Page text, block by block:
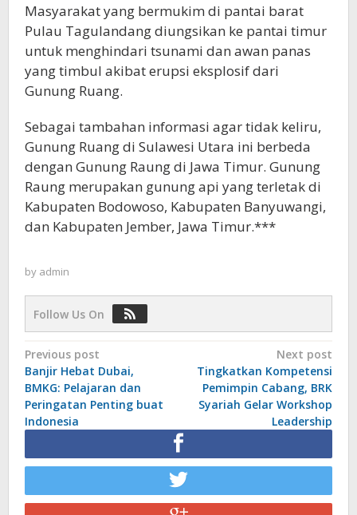
Masyarakat yang bermukim di pantai barat
Pulau Tagulandang diungsikan ke pantai timur
untuk menghindari tsunami dan awan panas
yang timbul akibat erupsi eksplosif dari
Gunung Ruang.
Sebagai tambahan informasi agar tidak keliru,
Gunung Ruang di Sulawesi Utara ini berbeda
dengan Gunung Raung di Jawa Timur. Gunung
Raung merupakan gunung api yang terletak di
Kabupaten Bodowoso, Kabupaten Banyuwangi,
dan Kabupaten Jember, Jawa Timur.***
by admin
Follow Us On
Post
navigation
Previous post
Banjir Hebat Dubai,
BMKG: Pelajaran dan
Peringatan Penting buat
Indonesia
Next post
Tingkatkan Kompetensi
Pemimpin Cabang, BRK
Syariah Gelar Workshop
Leadership